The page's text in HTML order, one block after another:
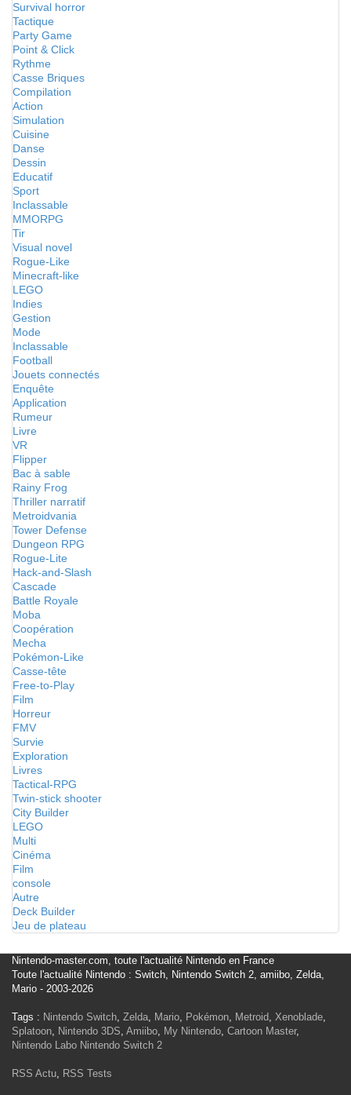
Survival horror
Tactique
Party Game
Point & Click
Rythme
Casse Briques
Compilation
Action
Simulation
Cuisine
Danse
Dessin
Educatif
Sport
Inclassable
MMORPG
Tir
Visual novel
Rogue-Like
Minecraft-like
LEGO
Indies
Gestion
Mode
Inclassable
Football
Jouets connectés
Enquête
Application
Rumeur
Livre
VR
Flipper
Bac à sable
Rainy Frog
Thriller narratif
Metroidvania
Tower Defense
Dungeon RPG
Rogue-Lite
Hack-and-Slash
Cascade
Battle Royale
Moba
Coopération
Mecha
Pokémon-Like
Casse-tête
Free-to-Play
Film
Horreur
FMV
Survie
Exploration
Livres
Tactical-RPG
Twin-stick shooter
City Builder
LEGO
Multi
Cinéma
Film
console
Autre
Deck Builder
Jeu de plateau
Nintendo-master.com, toute l'actualité Nintendo en France
Toute l'actualité Nintendo : Switch, Nintendo Switch 2, amiibo, Zelda,
Mario - 2003-2026
Tags : Nintendo Switch, Zelda, Mario, Pokémon, Metroid, Xenoblade,
Splatoon, Nintendo 3DS, Amiibo, My Nintendo, Cartoon Master,
Nintendo Labo Nintendo Switch 2
RSS Actu, RSS Tests